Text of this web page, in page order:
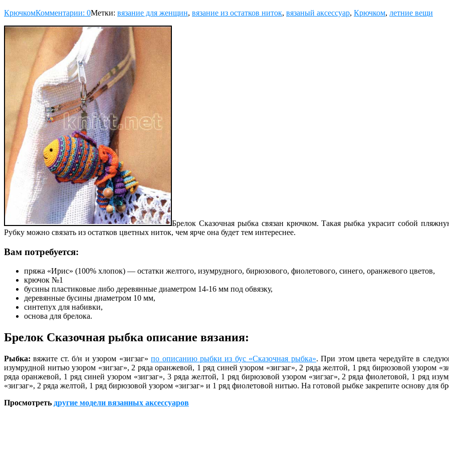
КрючкомКомментарии: 0Метки: вязание для женщин, вязание из остатков ниток, вязаный аксессуар, Крючком, летние вещи
Брелок Сказочная рыбка связан крючком. Такая рыбка украсит собой
Рубку можно связать из остатков цветных ниток, чем ярче она будет тем интереснее.
Вам потребуется:
пряжа «Ирис» (100% хлопок) — остатки желтого, изумрудного, бирюзового, фиолетового, синего, оранжевого цветов,
крючок №1
бусины пластиковые либо деревянные диаметром 14-16 мм под обвязку,
деревянные бусины диаметром 10 мм,
синтепух для набивки,
основа для брелока.
Брелок Сказочная рыбка описание вязания:
Рыбка: вяжите ст. б/н и узором «зигзаг»по описанию рыбки из бус «Сказочная рыбка». При этом цвета чередуйте в
изумрудной нитью узором «зигзаг», 2 ряда оранжевой, 1 ряд синей узором «зигзаг», 2 ряда желтой, 1 ряд бирюзовой узором
ряда оранжевой, 1 ряд синей узором «зигзаг», 3 ряда желтой, 1 ряд бирюзовой узором «зигзаг», 2 ряда фиолетовой, 1 ряд
«зигзаг», 2 ряда желтой, 1 ряд бирюзовой узором «зигзаг» и 1 ряд фиолетовой нитью. На готовой рыбке закрепите основу для
Просмотреть другие модели вязанных аксессуаров